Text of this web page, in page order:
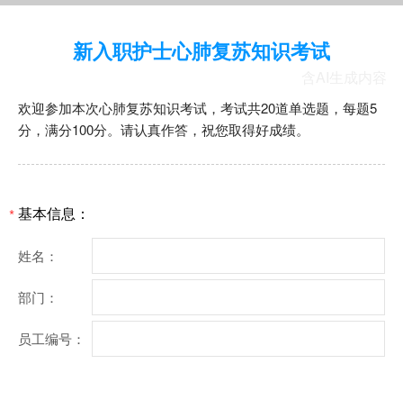
新入职护士心肺复苏知识考试
欢迎参加本次心肺复苏知识考试，考试共20道单选题，每题5
分，满分100分。请认真作答，祝您取得好成绩。
*基本信息：
姓名：
部门：
员工编号：